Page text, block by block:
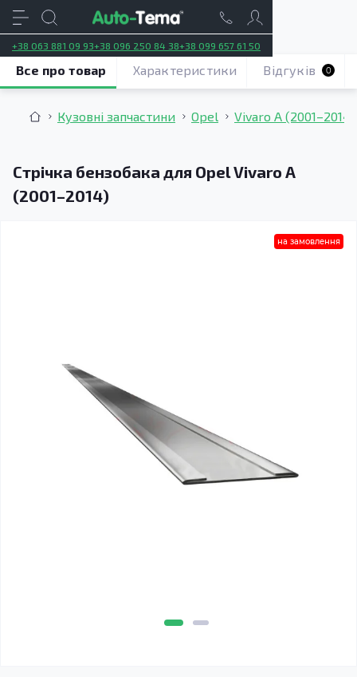
+38 063 881 09 93+38 096 250 84 38+38 099 657 61 50
Кузовні запчастини Opel Vivaro A (2001–2014)
Стрічка бензобака для Opel Vivaro A
(2001–2014)
Все про товар Характеристики Відгуків 0
на замовлення